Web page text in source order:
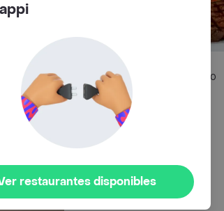
Yanuba
$ 5000
restaurantes disponibles